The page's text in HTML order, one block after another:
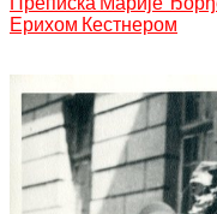
Ерихом Кестнером